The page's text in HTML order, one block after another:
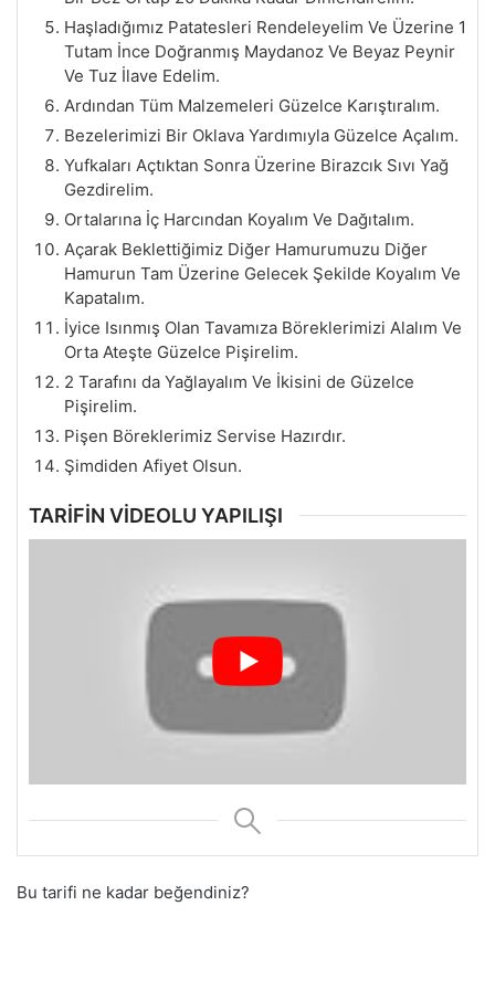
Haşladığımız Patatesleri Rendeleyelim Ve Üzerine 1
Tutam İnce Doğranmış Maydanoz Ve Beyaz Peynir
Ve Tuz İlave Edelim.
Ardından Tüm Malzemeleri Güzelce Karıştıralım.
Bezelerimizi Bir Oklava Yardımıyla Güzelce Açalım.
Yufkaları Açtıktan Sonra Üzerine Birazcık Sıvı Yağ
Gezdirelim.
Ortalarına İç Harcından Koyalım Ve Dağıtalım.
Açarak Beklettiğimiz Diğer Hamurumuzu Diğer
Hamurun Tam Üzerine Gelecek Şekilde Koyalım Ve
Kapatalım.
İyice Isınmış Olan Tavamıza Böreklerimizi Alalım Ve
Orta Ateşte Güzelce Pişirelim.
2 Tarafını da Yağlayalım Ve İkisini de Güzelce
Pişirelim.
Pişen Böreklerimiz Servise Hazırdır.
Şimdiden Afiyet Olsun.
TARİFİN VİDEOLU YAPILIŞI
Bu tarifi ne kadar beğendiniz?